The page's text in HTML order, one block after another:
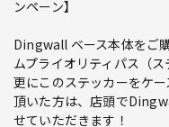
ンペーン】
Dingwall ベース本体をご
ムプライオリティパス（
更にこのステッカーをケ
頂いた方は、店頭で
せていただきます！